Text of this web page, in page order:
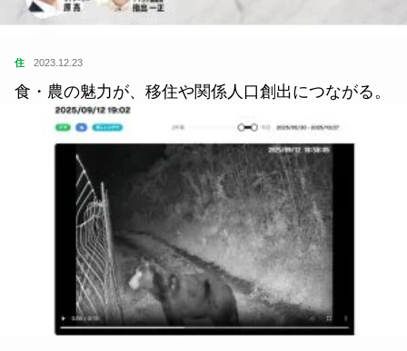
住 2023.12.23
食・農の魅力が、移住や関係人口創出につながる。